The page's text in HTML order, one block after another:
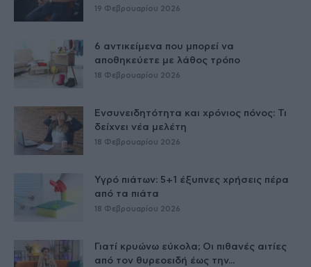
19 Φεβρουαρίου 2026
6 αντικείμενα που μπορεί να
αποθηκεύετε με λάθος τρόπο
18 Φεβρουαρίου 2026
Ενσυνειδητότητα και χρόνιος πόνος: Τι
δείχνει νέα μελέτη
18 Φεβρουαρίου 2026
Υγρό πιάτων: 5+1 έξυπνες χρήσεις πέρα
από τα πιάτα
18 Φεβρουαρίου 2026
Γιατί κρυώνω εύκολα; Οι πιθανές αιτίες
από τον θυρεοειδή έως την...